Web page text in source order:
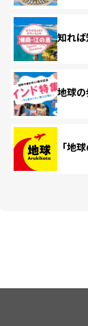
知れ
地球
「地